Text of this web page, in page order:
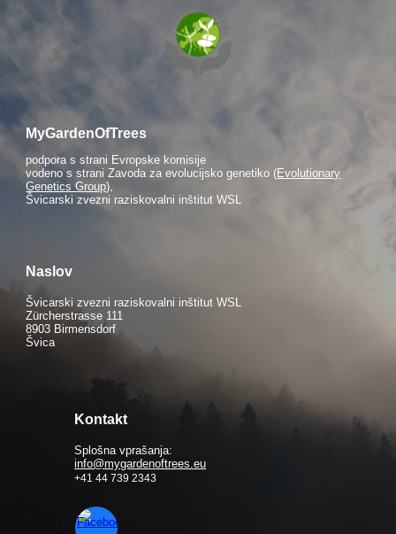
MyGardenOfTrees
podpora s strani Evropske komisije
vodeno s strani Zavoda za evolucijsko genetiko (Evolutionary
Genetics Group),
Švicarski zvezni raziskovalni inštitut WSL
Naslov
Švicarski zvezni raziskovalni inštitut WSL
Zürcherstrasse 111
8903 Birmensdorf
Švica
Kontakt
Splošna vprašanja:
info@mygardenoftrees.eu
+41 44 739 2343